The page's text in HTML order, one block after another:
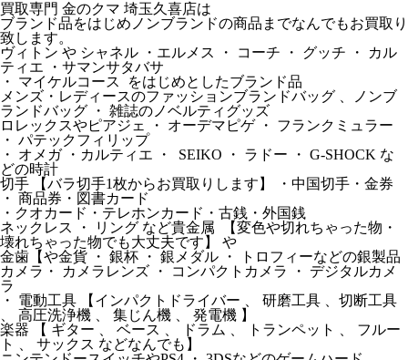
買取専門 金のクマ 埼玉久喜店は
ブランド品をはじめノンブランドの商品までなんでもお買取り
致します。
ヴィトン や シャネル ・エルメス ・ コーチ ・ グッチ ・ カル
ティエ ・サマンサタバサ
・ マイケルコース をはじめとしたブランド品
メンズ・レディースのファッションブランドバッグ 、ノンブ
ランドバッグ ・ 雑誌のノベルティグッズ
ロレックスやピアジェ ・ オーデマピゲ ・ フランクミュラー
・ パテックフィリップ
・ オメガ ・カルティエ ・ SEIKO ・ ラドー ・ G-SHOCK な
どの時計
切手 【バラ切手1枚からお買取りします】 ・中国切手・金券
・ 商品券・図書カード
・クオカード・テレホンカード・古銭・外国銭
ネックレス ・ リング など貴金属 【変色や切れちゃった物・
壊れちゃった物でも大丈夫です】 や
金歯【や金貨 ・ 銀杯 ・ 銀メダル ・ トロフィーなどの銀製品
カメラ・ カメラレンズ ・ コンパクトカメラ ・ デジタルカメ
ラ
・ 電動工具 【インパクトドライバー 、 研磨工具 、切断工具
、 高圧洗浄機 、 集じん機 、 発電機 】
楽器 【 ギター 、 ベース 、 ドラム 、 トランペット 、 フルー
ト 、 サックス などなんでも】